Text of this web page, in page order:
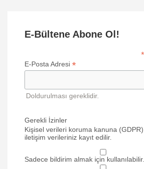
E-Bültene Abone Ol!
*
E-Posta Adresi *
Doldurulması gereklidir.
Gerekli İzinler
Kişisel verileri koruma kanuna
iletişim verileriniz kayıt edilir.
Sadece bildirim almak için kullanılabilir.